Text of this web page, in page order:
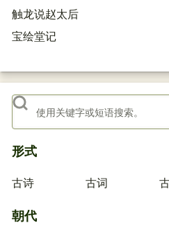
触龙说赵太后
宝绘堂记
搜索
形式
古诗 古词
朝代